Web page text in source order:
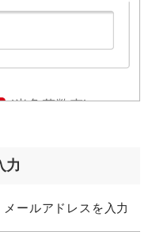
力
ールアドレスを入力